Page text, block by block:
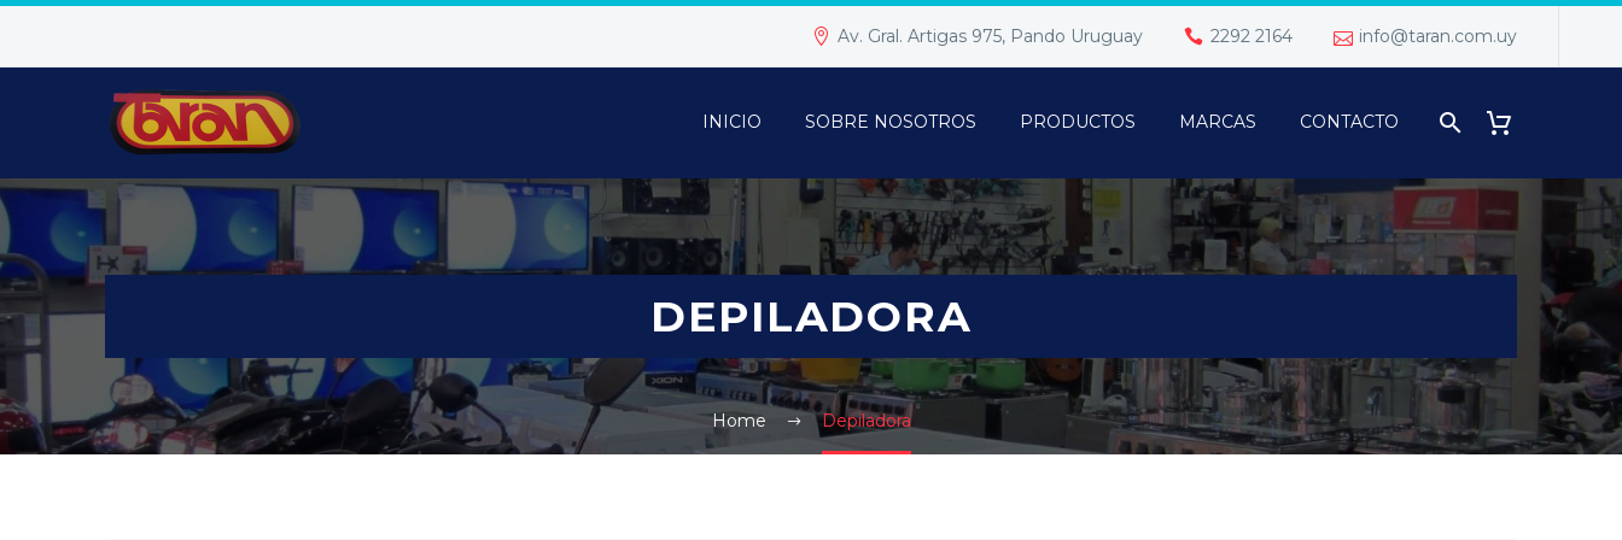
Av. Gral. Artigas 975, Pando Uruguay 2292 2164 info@taran.com.uy
INICIO SOBRE NOSOTROS PRODUCTOS MARCAS CONTACTO
DEPILADORA
Home Depiladora